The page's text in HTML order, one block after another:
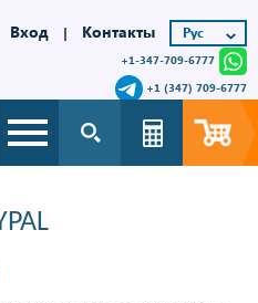
Вход | Контакты
+1-347-709-6777
+1 (347) 709-6777